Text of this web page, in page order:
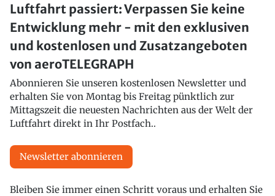
Luftfahrt passiert: Verpassen Sie keine
Entwicklung mehr - mit den exklusiven
und kostenlosen und Zusatzangeboten
von aeroTELEGRAPH
Abonnieren Sie unseren kostenlosen Newsletter und
erhalten Sie von Montag bis Freitag pünktlich zur
Mittagszeit die neuesten Nachrichten aus der Welt der
Luftfahrt direkt in Ihr Postfach..
Newsletter abonnieren
Bleiben Sie immer einen Schritt voraus und erhalten Sie